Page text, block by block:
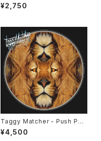
¥2,750
Taggy Matcher - Push Pus
h "LP"
¥4,500